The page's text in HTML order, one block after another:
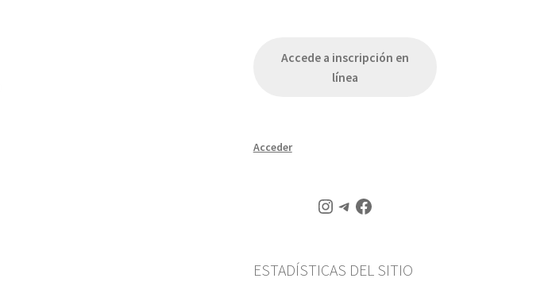
Accede a inscripción en
línea
Acceder
Instagram Telegram Facebook
ESTADÍSTICAS DEL SITIO